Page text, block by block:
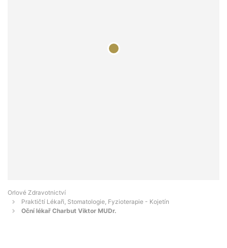
Orlové Zdravotnictví
Praktičtí Lékaři, Stomatologie, Fyzioterapie - Kojetín
Oční lékař Charbut Viktor MUDr.